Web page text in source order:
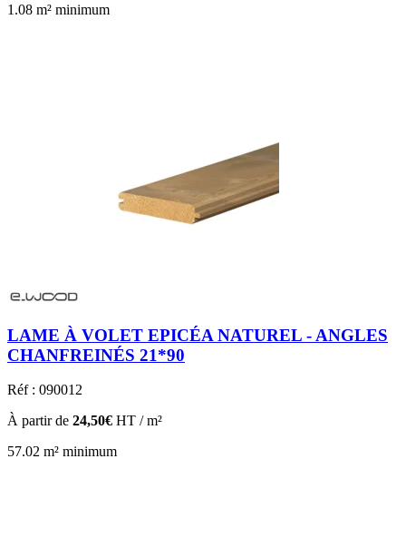
1.08 m² minimum
LAME À VOLET EPICÉA NATUREL - ANGLES
CHANFREINÉS 21*90
Réf : 090012
À partir de 24,50€ HT / m²
57.02 m² minimum